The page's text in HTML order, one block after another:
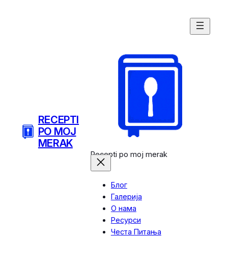
RECEPTI
PO MOJ
MERAK
Recepti po moj merak
Блог
Галерија
О нама
Ресурси
Честа Питања